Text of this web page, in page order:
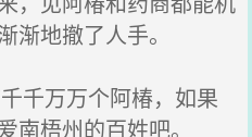
渐地撤了人手。
千万万个阿椿，如果
南梧州的百姓吧。